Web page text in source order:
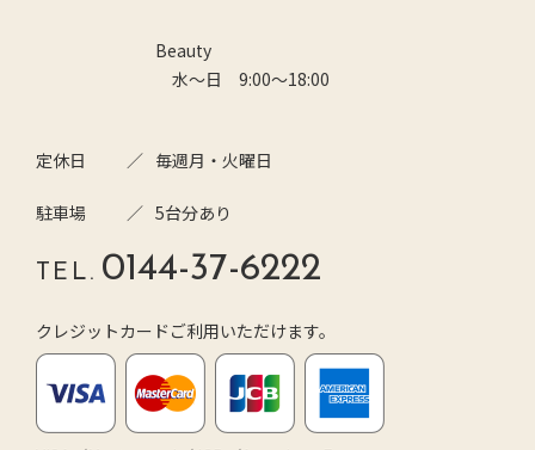
Beauty
水～日 9:00～18:00
定休日 毎週月・火曜日
駐車場 5台分あり
TEL. 0144-37-6222
クレジットカードご利用いただけます。